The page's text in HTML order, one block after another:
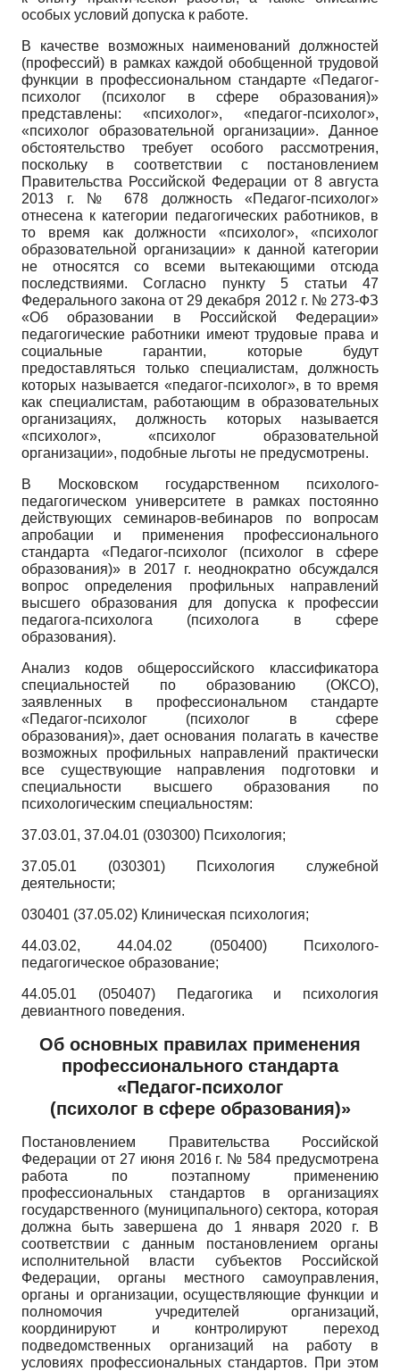
особых условий допуска к работе.
В качестве возможных наименований должностей
(профессий) в рамках каждой обобщенной трудовой
функции в профессиональном стандарте «Педагог-
психолог (психолог в сфере образования)»
представлены: «психолог», «педагог-психолог»,
«психолог образовательной организации». Данное
обстоятельство требует особого рассмотрения,
поскольку в соответствии с постановлением
Правительства Российской Федерации от 8 августа
2013 г. № 678 должность «Педагог-психолог»
отнесена к категории педагогических работников, в
то время как должности «психолог», «психолог
образовательной организации» к данной категории
не относятся со всеми вытекающими отсюда
последствиями. Согласно пункту 5 статьи 47
Федерального закона от 29 декабря 2012 г. № 273-ФЗ
«Об образовании в Российской Федерации»
педагогические работники имеют трудовые права и
социальные гарантии, которые будут
предоставляться только специалистам, должность
которых называется «педагог-психолог», в то время
как специалистам, работающим в образовательных
организациях, должность которых называется
«психолог», «психолог образовательной
организации», подобные льготы не предусмотрены.
В Московском государственном психолого-
педагогическом университете в рамках постоянно
действующих семинаров-вебинаров по вопросам
апробации и применения профессионального
стандарта «Педагог-психолог (психолог в сфере
образования)» в 2017 г. неоднократно обсуждался
вопрос определения профильных направлений
высшего образования для допуска к профессии
педагога-психолога (психолога в сфере
образования).
Анализ кодов общероссийского классификатора
специальностей по образованию (ОКСО),
заявленных в профессиональном стандарте
«Педагог-психолог (психолог в сфере
образования)», дает основания полагать в качестве
возможных профильных направлений практически
все существующие направления подготовки и
специальности высшего образования по
психологическим специальностям:
37.03.01, 37.04.01 (030300) Психология;
37.05.01 (030301) Психология служебной
деятельности;
030401 (37.05.02) Клиническая психология;
44.03.02, 44.04.02 (050400) Психолого-
педагогическое образование;
44.05.01 (050407) Педагогика и психология
девиантного поведения.
Об основных правилах применения
профессионального стандарта
«Педагог-психолог
(психолог в сфере образования)»
Постановлением Правительства Российской
Федерации от 27 июня 2016 г. № 584 предусмотрена
работа по поэтапному применению
профессиональных стандартов в организациях
государственного (муниципального) сектора, которая
должна быть завершена до 1 января 2020 г. В
соответствии с данным постановлением органы
исполнительной власти субъектов Российской
Федерации, органы местного самоуправления,
органы и организации, осуществляющие функции и
полномочия учредителей организаций,
координируют и контролируют переход
подведомственных организаций на работу в
условиях профессиональных стандартов. При этом